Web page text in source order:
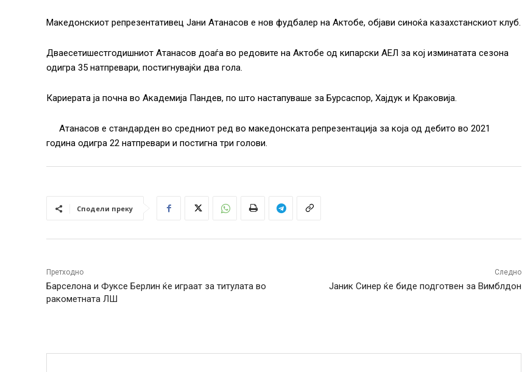
Македонскиот репрезентативец Јани Атанасов е нов фудбалер на Актобе, објави синоќа казахстанскиот клуб.
Дваесетишестгодишниот Атанасов доаѓа во редовите на Актобе од кипарски АЕЛ за кој изминатата сезона
одигра 35 натпревари, постигнувајќи два гола.
Кариерата ја почна во Академија Пандев, по што настапуваше за Бурсаспор, Хајдук и Краковија.
Атанасов е стандарден во средниот ред во македонската репрезентација за која од дебито во 2021
година одигра 22 натпревари и постигна три голови.
Сподели преку
Претходно
Барселона и Фуксе Берлин ќе играат за титулата во
ракометната ЛШ
Следно
Јаник Синер ќе биде подготвен за Вимблдон